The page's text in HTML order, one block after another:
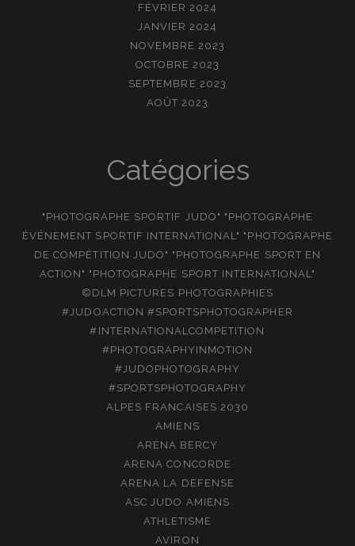
FÉVRIER 2024
JANVIER 2024
NOVEMBRE 2023
OCTOBRE 2023
SEPTEMBRE 2023
AOÛT 2023
Catégories
"PHOTOGRAPHE SPORTIF JUDO" "PHOTOGRAPHE
ÉVÉNEMENT SPORTIF INTERNATIONAL" "PHOTOGRAPHE
DE COMPÉTITION JUDO" "PHOTOGRAPHE SPORT EN
ACTION" "PHOTOGRAPHE SPORT INTERNATIONAL"
©DLM PICTURES PHOTOGRAPHIES
#JUDOACTION #SPORTSPHOTOGRAPHER
#INTERNATIONALCOMPETITION
#PHOTOGRAPHYINMOTION
#JUDOPHOTOGRAPHY
#SPORTSPHOTOGRAPHY
ALPES FRANCAISES 2030
AMIENS
ARENA BERCY
ARENA CONCORDE
ARENA LA DEFENSE
ASC JUDO AMIENS
ATHLETISME
AVIRON